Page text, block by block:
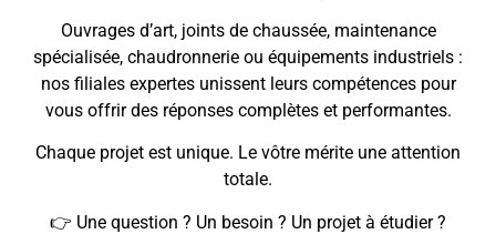
Ouvrages d’art, joints de chaussée, maintenance
spécialisée, chaudronnerie ou équipements industriels :
nos filiales expertes unissent leurs compétences pour
vous offrir des réponses complètes et performantes.
Chaque projet est unique. Le vôtre mérite une attention
totale.
👉 Une question ? Un besoin ? Un projet à étudier ?